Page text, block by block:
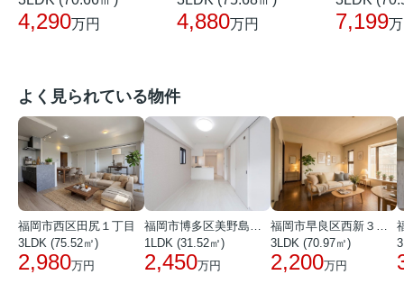
4,290万円 4,880万円 7,199
よく見られている物件
福岡市西区田尻１丁目
3LDK (75.52㎡)
2,980万円
福岡市博多区美野島３丁目
1LDK (31.52㎡)
2,450万円
福岡市早良区西新３丁目
3LDK (70.97㎡)
2,200万円